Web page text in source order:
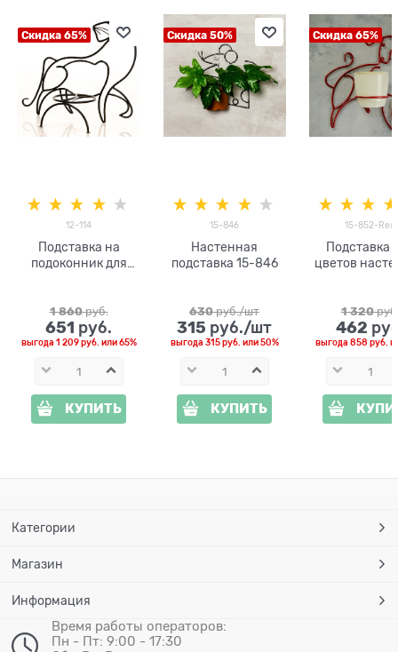
Скидка 65%
12-114
Подставка на
подоконник для
1 860 руб.
651 руб.
выгода 1 209 руб. или65%
КУПИТЬ
Скидка 50%
15-846
Настенная
подставка 15-846
630 руб./шт
315 руб./шт
выгода 315 руб. или50%
КУПИТЬ
Скидка 65%
15-852-Red
Подставка
цветов
1 320
462
выгода 858 руб.
Категории
Магазин
Информация
Время работы операторов:
Пн - Пт: 9:00 - 17:30